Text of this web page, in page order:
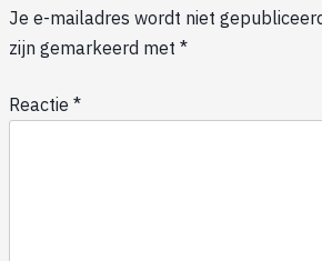
Je e-mailadres wordt niet
zijn gemarkeerd met *
Reactie *